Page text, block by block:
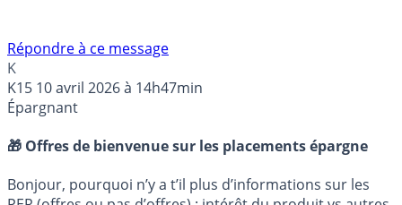
Répondre à ce message
K
K15 10 avril 2026 à 14h47min
Épargnant
🎁 Offres de bienvenue sur les placements épargne
Bonjour, pourquoi n’y a t’il plus d’informations sur les